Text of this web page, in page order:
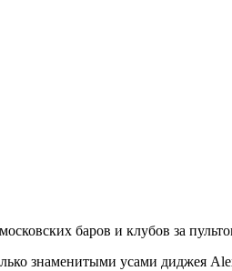
баров и клубов за
знаменитыми усами диджея